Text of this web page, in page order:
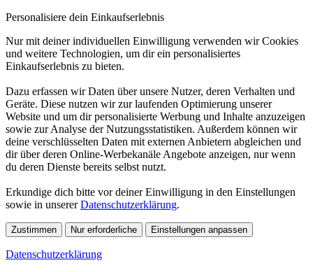
Personalisiere dein Einkaufserlebnis
Nur mit deiner individuellen Einwilligung verwenden wir Cookies
und weitere Technologien, um dir ein personalisiertes
Einkaufserlebnis zu bieten.
Dazu erfassen wir Daten über unsere Nutzer, deren Verhalten und
Geräte. Diese nutzen wir zur laufenden Optimierung unserer
Website und um dir personalisierte Werbung und Inhalte anzuzeigen
sowie zur Analyse der Nutzungsstatistiken. Außerdem können wir
deine verschlüsselten Daten mit externen Anbietern abgleichen und
dir über deren Online-Werbekanäle Angebote anzeigen, nur wenn
du deren Dienste bereits selbst nutzt.
Erkundige dich bitte vor deiner Einwilligung in den Einstellungen
sowie in unsererDatenschutzerklärung.
Zustimmen Nur erforderliche Einstellungen anpassen
Datenschutzerklärung